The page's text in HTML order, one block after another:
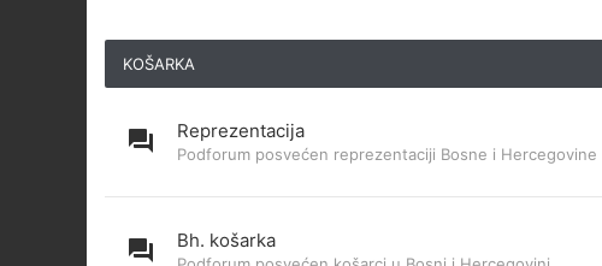
KOŠARKA
Reprezentacija
Podforum posvećen reprezentaciji Bosne i Hercegovine
Bh. košarka